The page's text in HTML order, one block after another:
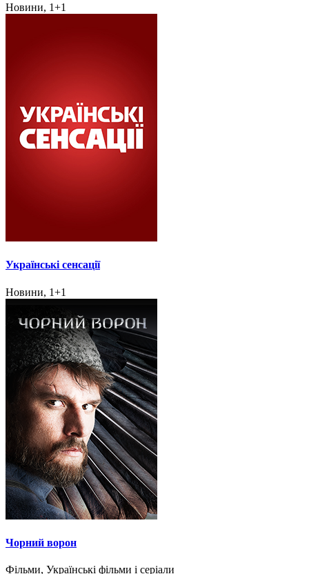
Новини, 1+1
Українські сенсації
Новини, 1+1
Чорний ворон
Фільми, Українські фільми і серіали